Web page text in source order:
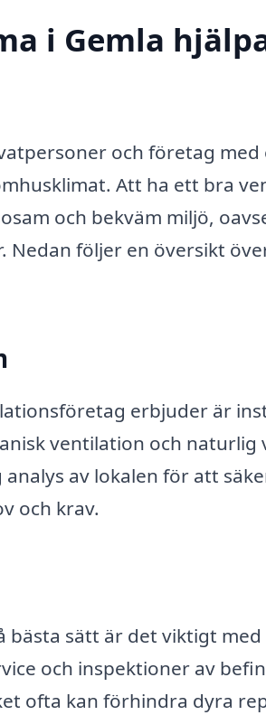
i Gemla
och företag med
Att ha ett bra
och bekväm miljö,
följer en översikt
erbjuder är
ventilation och naturlig
av lokalen för att
och krav.
sätt är det viktigt
och inspektioner av
ofta kan förhindra dyra